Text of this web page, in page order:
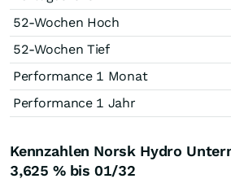
52-Wochen Hoch
52-Wochen Tief
Performance 1 Monat
Performance 1 Jahr
Kennzahlen Norsk Hydro
3,625 % bis 01/32